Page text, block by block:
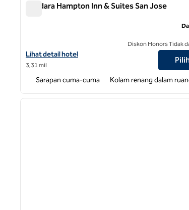
Bandara Hampton Inn & Suites San Jose
Lihat detail hotel untuk Bandara Hampton Inn &
Lihat detail hotel
3,31 mil
Diskon Honors Tidak
Sarapan cuma-cuma Kolam renang dalam
1 dari 12